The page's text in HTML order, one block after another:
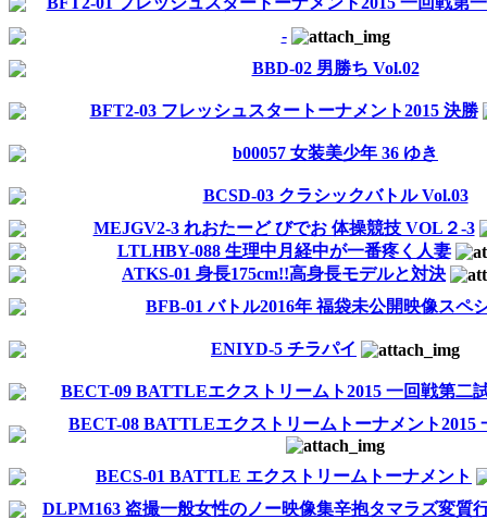
-
BBD-02 男勝ち Vol.02
BFT2-03 フレッシュスタートーナメント2015 決勝
b00057 女装美少年 36 ゆき
BCSD-03 クラシックバトル Vol.03
MEJGV2-3 れおたーど びでお 体操競技 VOL２-3
LTLHBY-088 生理中月経中が一番疼く人妻
ATKS-01 身長175cm!!高身長モデルと対決
BFB-01 バトル2016年 福袋未公開映像スペ
ENIYD-5 チラパイ
BECT-09 BATTLEエクストリームト2015 一回戦第二
BECT-08 BATTLEエクストリームトーナメント2015
BECS-01 BATTLE エクストリームトーナメント
DLPM163 盗撮一般女性のノー映像集辛抱タマラズ変質